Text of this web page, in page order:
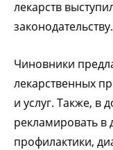
лекарств
законодательству.
Чиновники
лекарственных
и услуг. Также, в
рекламировать в
профилактики,